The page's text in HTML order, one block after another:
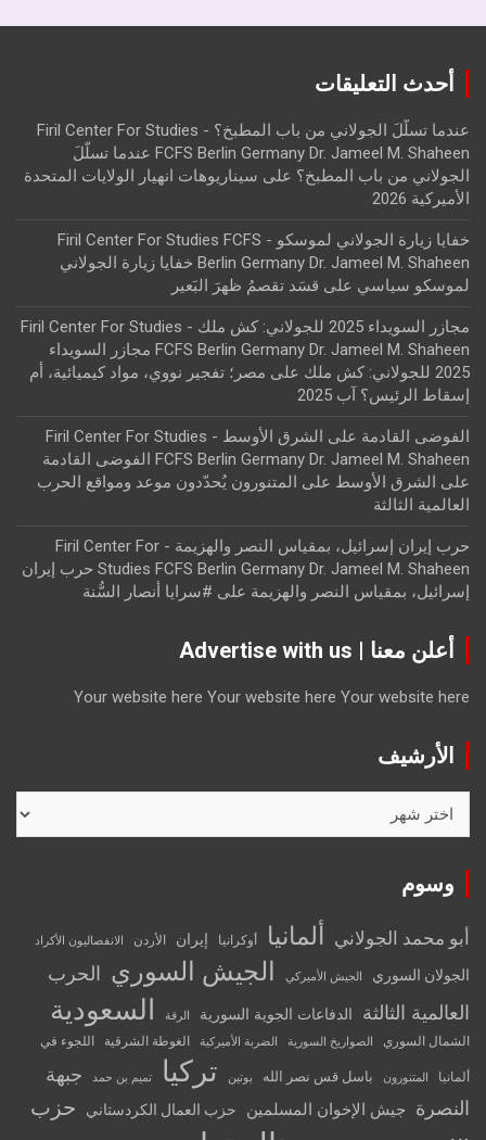
أحدث التعليقات
عندما تسلّلَ الجولاني من باب المطبخ؟ - Firil Center For Studies
FCFS Berlin Germany Dr. Jameel M. Shaheen عندما تسلّلَ
الجولاني من باب المطبخ؟ على سيناريوهات انهيار الولايات المتحدة
الأميركية 2026
خفايا زيارة الجولاني لموسكو - Firil Center For Studies FCFS
Berlin Germany Dr. Jameel M. Shaheen خفايا زيارة الجولاني
لموسكو سياسي على قسَد تقصمُ ظهرَ البَعير
مجازر السويداء 2025 للجولاني: كش ملك - Firil Center For Studies
FCFS Berlin Germany Dr. Jameel M. Shaheen مجازر السويداء
2025 للجولاني: كش ملك
على مصر؛ تفجير نووي، مواد كيميائية، أم
إسقاط الرئيس؟ آب 2025
الفوضى القادمة على الشرق الأوسط - Firil Center For Studies
FCFS Berlin Germany Dr. Jameel M. Shaheen الفوضى القادمة
على الشرق الأوسط على
المتنورون يُحدّدون موعد ومواقع الحرب
العالمية الثالثة
حرب إيران إسرائيل، بمقياس النصر والهزيمة - Firil Center For
Studies FCFS Berlin Germany Dr. Jameel M. Shaheen حرب إيران
إسرائيل، بمقياس النصر والهزيمة على #سرايا أنصار السُّنة
أعلن معنا | Advertise with us
Your website here Your website here Your website here
الأرشيف
وسوم
أبو محمد الجولاني ألمانيا أوكرانيا إيران الأردن الانفصاليون الأكراد
الجولان السوري الجيش الأميركي الجيش السوري الحرب
العالمية الثالثة
الدفاعات الجوية السورية الرقة السعودية
الشمال السوري الصواريخ السورية الضربة الأميركية الغوطة الشرقية اللجوء في
ألمانيا المتنورون باسل قس نصر الله بوتين تركيا تميم بن حمد
جبهة
النصرة
جيش الإخوان المسلمين حزب العمال الكردستاني
حزب